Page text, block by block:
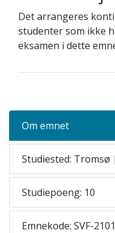
Det arrangeres
studenter som ikke
eksamen i dette
Om emnet
Studiested: Tromsø |
Studiepoeng: 10
Emnekode: SVF-2101